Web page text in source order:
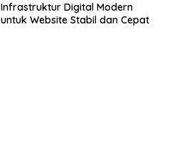
Infrastruktur Digital Modern
untuk Website Stabil dan Cepat